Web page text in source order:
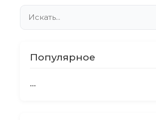
Популярное
...